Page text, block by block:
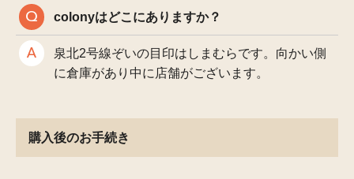
colonyはどこにありますか？
泉北2号線ぞいの目印はしまむらです。向かい側
に倉庫があり中に店舗がございます。
購入後のお手続き